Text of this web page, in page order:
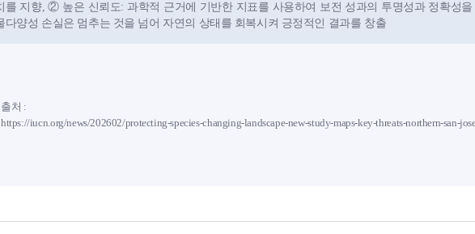
를 지향, ② 높은 신뢰도: 과학적 근거에 기반한 지표를 사용하여 보전 성과의 투명성과 정확성
다양성 손실은 멈추는 것을 넘어 자연의 상태를 회복시켜 긍정적인 결과를 창출
출처 :
https://iucn.org/news/202602/protecting-species-changing-landscape-new-study-maps-key-threats-northern-san-